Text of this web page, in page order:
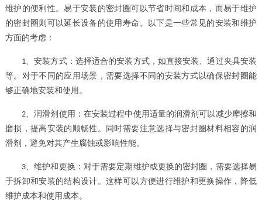
维护的便利性。易于安装的密封圈可以节省时间和成本，而易于维护
的密封圈则可以延长设备的使用寿命。以下是一些常见的安装和维护
方面的考虑：
1、安装方式：选择适合的安装方式，如直接安装、通过夹具安装
等。对于不同的应用场景，需要选择不同的安装方式以确保密封圈能
够正确地安装和使用。
2、润滑剂使用：在安装过程中使用适量的润滑剂可以减少摩擦和
磨损，提高安装的顺畅性。同时需要注意选择与密封圈材料相容的润
滑剂，避免对其产生腐蚀或影响性能。
3、维护和更换：对于需要定期维护或更换的密封圈，需要选择易
于拆卸和安装的结构设计。这样可以方便进行维护和更换操作，降低
维护成本和使用成本。